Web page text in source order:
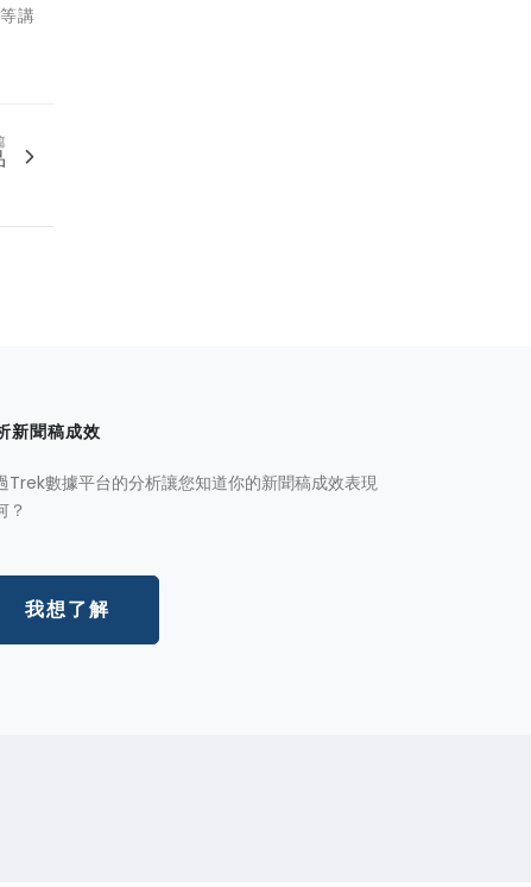
講
新聞稿成效
Trek數據平台的分析讓您知道你的新聞稿成效表現
？
我想了解